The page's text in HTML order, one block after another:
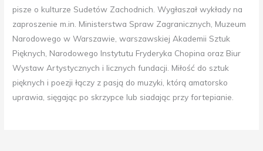
pisze o kulturze Sudetów Zachodnich. Wygłaszał wykłady na
zaproszenie m.in. Ministerstwa Spraw Zagranicznych, Muzeum
Narodowego w Warszawie, warszawskiej Akademii Sztuk
Pięknych, Narodowego Instytutu Fryderyka Chopina oraz Biur
Wystaw Artystycznych i licznych fundacji. Miłość do sztuk
pięknych i poezji łączy z pasją do muzyki, którą amatorsko
uprawia, sięgając po skrzypce lub siadając przy fortepianie.